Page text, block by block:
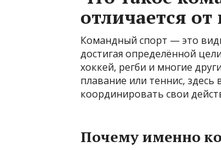
отличается
Командный спорт — это
достигая определённой
хоккей, регби и многие
плавание или теннис,
координировать свои
Почему именно